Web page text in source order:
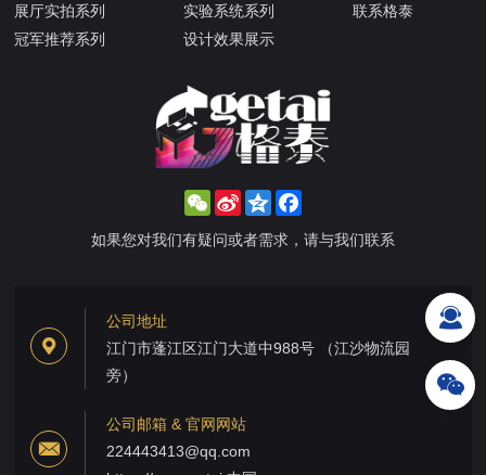
展厅实拍系列
冠军推荐系列
实验系统系列
设计效果展示
联系格泰
WeChat
Sina
Weibo
Qzone
如果您对我们有疑问或者需求，请与我们联系
公司地址
江门市蓬江区江门大道中988号 （江沙物流园
旁）
公司邮箱 & 官网网站
224443413@qq.com